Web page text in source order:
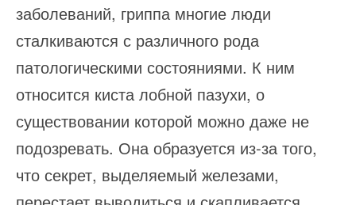
заболеваний, гриппа многие люди
сталкиваются с различного рода
патологическими состояниями. К ним
относится киста лобной пазухи, о
существовании которой можно даже не
подозревать. Она образуется из-за того,
что секрет, выделяемый железами,